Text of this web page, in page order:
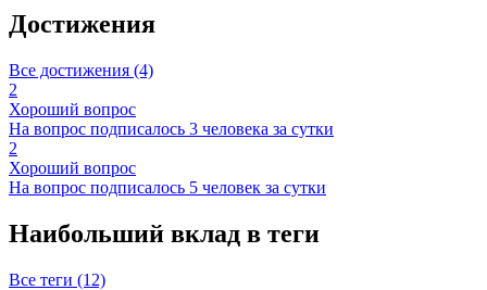
Достижения
Все достижения (4)
2
Хороший вопрос
На вопрос подписалось 3 человека за сутки
2
Хороший вопрос
На вопрос подписалось 5 человек за сутки
Наибольший вклад в теги
Все теги (12)